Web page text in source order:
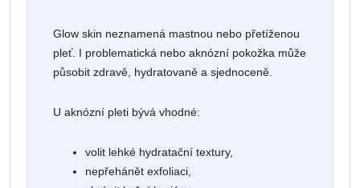
Glow skin neznamená mastnou nebo přetíženou
pleť. I problematická nebo aknózní pokožka může
působit zdravě, hydratovaně a sjednoceně.
U aknózní pleti bývá vhodné:
volit lehké hydratační textury,
nepřehánět exfoliaci,